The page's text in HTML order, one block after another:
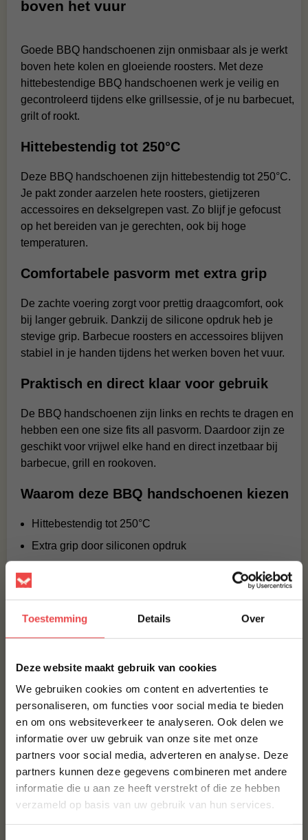
Toestemming Details Over
Deze website maakt gebruik van cookies
We gebruiken cookies om content en advertenties te
personaliseren, om functies voor social media te bieden
en om ons websiteverkeer te analyseren. Ook delen we
informatie over uw gebruik van onze site met onze
partners voor social media, adverteren en analyse. Deze
partners kunnen deze gegevens combineren met andere
informatie die u aan ze heeft verstrekt of die ze hebben
verzameld op basis van uw gebruik van hun services.
boven het vuur
Goede BBQ handschoenen zijn onmisbaar als je werkt
boven hete kolen en gloeiende roosters. Met deze
hittebestendige BBQ handschoenen werk je veilig en
gecontroleerd tijdens elke grillsessie, of je nu barbecuet,
grilt of rookt.
Hittebestendig tot 250°C
Deze BBQ handschoenen zijn hittebestendig tot 250°C.
Je pakt zonder aarzelen hete roosters, gietijzeren
accessoires en dekselgrepen vast. Zo blijf je gefocust
op het bereiden van je gerechten, ook bij hoge
temperaturen.
Comfortabele pasvorm met extra grip
De zachte voering zorgt voor prettig draagcomfort, ook
bij langer gebruik. Dankzij de silicone opdruk heb je
stevige grip. Barbecue roosters en accessoires blijven
stabiel in je handen tijdens het werken boven het vuur.
Praktisch en direct klaar voor gebruik
De BBQ handschoenen zijn links en rechts te dragen en
hebben een one size fits all pasvorm. Daardoor zijn ze
geschikt voor vrijwel elke hand en direct inzetbaar bij
barbecue, grill en rookoven.
Waarom deze BBQ handschoenen kiezen
Hittebestendig tot 250°C
Extra grip door siliconen opdruk
Geschikt voor barbecue, grill en rookoven
baas over je barbecue bij elke grillsessie.
BBQuality
BBQuality staat voor betaalbaar kwaliteitsvlees. Ons
vlees is van nature al heerlijk van smaak, maar met een
marinade of rubkun je je vlees eventueel nog wat meer
op smaak brengen. Bestel je kwaliteitsvlees vandaag
nog en ervaar de smaak van BBQuality!
Contact
10% korting op je
eerste bestelling*
Schrijf je in voor onze nieuwsbrief en ontvang direct
10% korting op jouw eerste bestelling.
VOORNAAM